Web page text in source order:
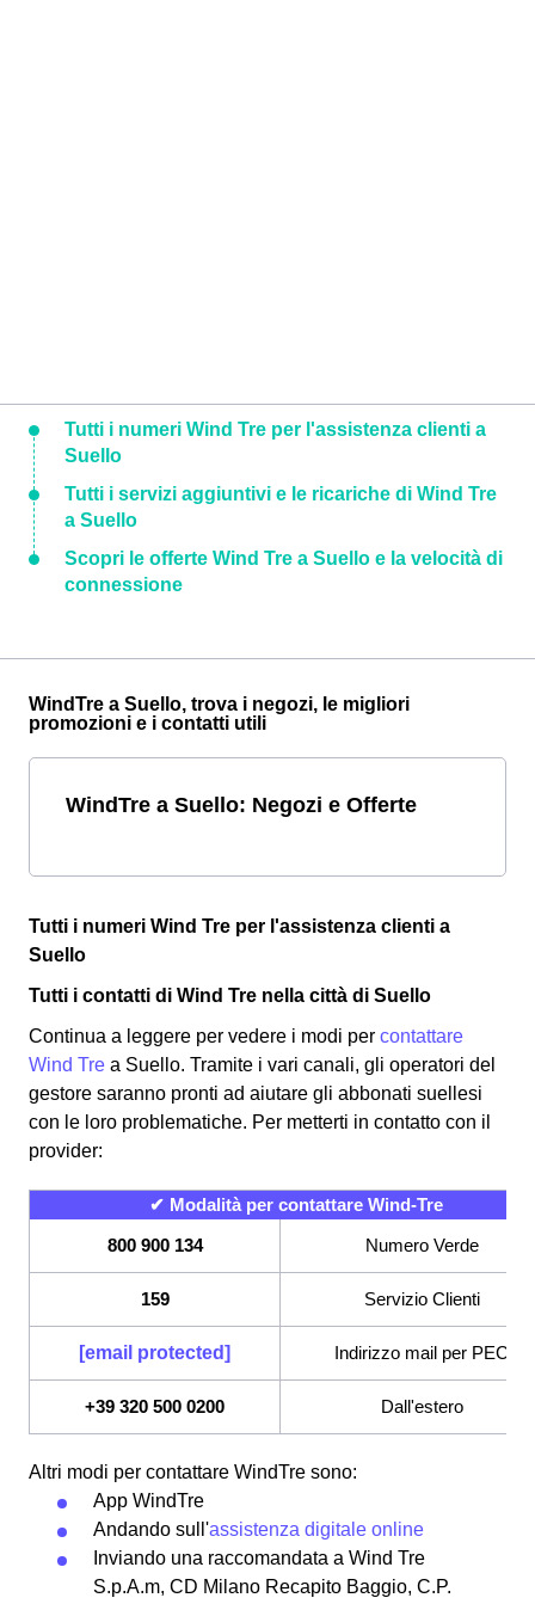
Tutti i numeri Wind Tre per l'assistenza clienti a
Suello
Tutti i servizi aggiuntivi e le ricariche di Wind Tre
a Suello
Scopri le offerte Wind Tre a Suello e la velocità di
connessione
WindTre a Suello, trova i negozi, le migliori
promozioni e i contatti utili
WindTre a Suello: Negozi e Offerte
Tutti i numeri Wind Tre per l'assistenza clienti a
Suello
Tutti i contatti di Wind Tre nella città di Suello
Continua a leggere per vedere i modi per contattare
Wind Tre a Suello. Tramite i vari canali, gli operatori del
gestore saranno pronti ad aiutare gli abbonati suellesi
con le loro problematiche. Per metterti in contatto con il
provider:
✔ Modalità per contattare Wind-Tre
800 900 134
Numero Verde
159 Servizio Clienti
[email protected] Indirizzo mail per PEC
+39 320 500 0200 Dall'estero
Altri modi per contattare WindTre sono:
App WindTre
Andando sull'assistenza digitale online
Inviando una raccomandata a Wind Tre
S.p.A.m, CD Milano Recapito Baggio, C.P.